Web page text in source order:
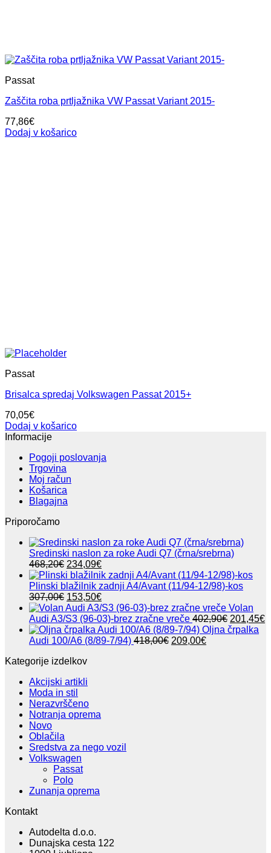
Passat
Zaščita roba prtljažnika VW Passat Variant 2015-
77,86€
Dodaj v košarico
Passat
Brisalca spredaj Volkswagen Passat 2015+
70,05€
Dodaj v košarico
Informacije
Pogoji poslovanja
Trgovina
Moj račun
Košarica
Blagajna
Priporočamo
Sredinski naslon za roke Audi Q7 (črna/srebrna)
468,20€ Izvirna
cena
je
bila:
468,20€.
234,09€Trenutna
cena
je:
234,09€.
Plinski blažilnik zadnji A4/Avant (11/94-12/98)-kos
307,00€ Izvirna
cena
je
bila:
307,00€.
153,50€Trenutna
cena
je:
153,50€.
Volan
Audi A3/S3 (96-03)-brez zračne vreče 402,90€ Izvirna
cena
201,45€
Oljna črpalka
Audi 100/A6 (8/89-7/94) 418,00€ Izvirna
209,00€Trenutna
Kategorije izdelkov
Akcijski artikli
Moda in stil
Nerazvrščeno
Notranja oprema
Novo
Oblačila
Sredstva za nego vozil
Volkswagen
Passat
Polo
Zunanja oprema
Kontakt
Autodelta d.o.o.
Dunajska cesta 122